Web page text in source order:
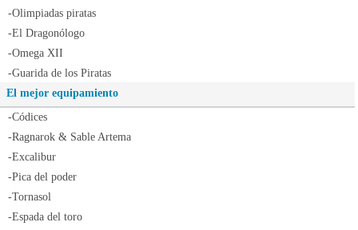
-Olimpiadas piratas
-El Dragonólogo
-Omega XII
-Guarida de los Piratas
El mejor equipamiento
-Códices
-Ragnarok & Sable Artema
-Excalibur
-Pica del poder
-Tornasol
-Espada del toro